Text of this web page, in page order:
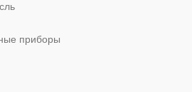
приборы